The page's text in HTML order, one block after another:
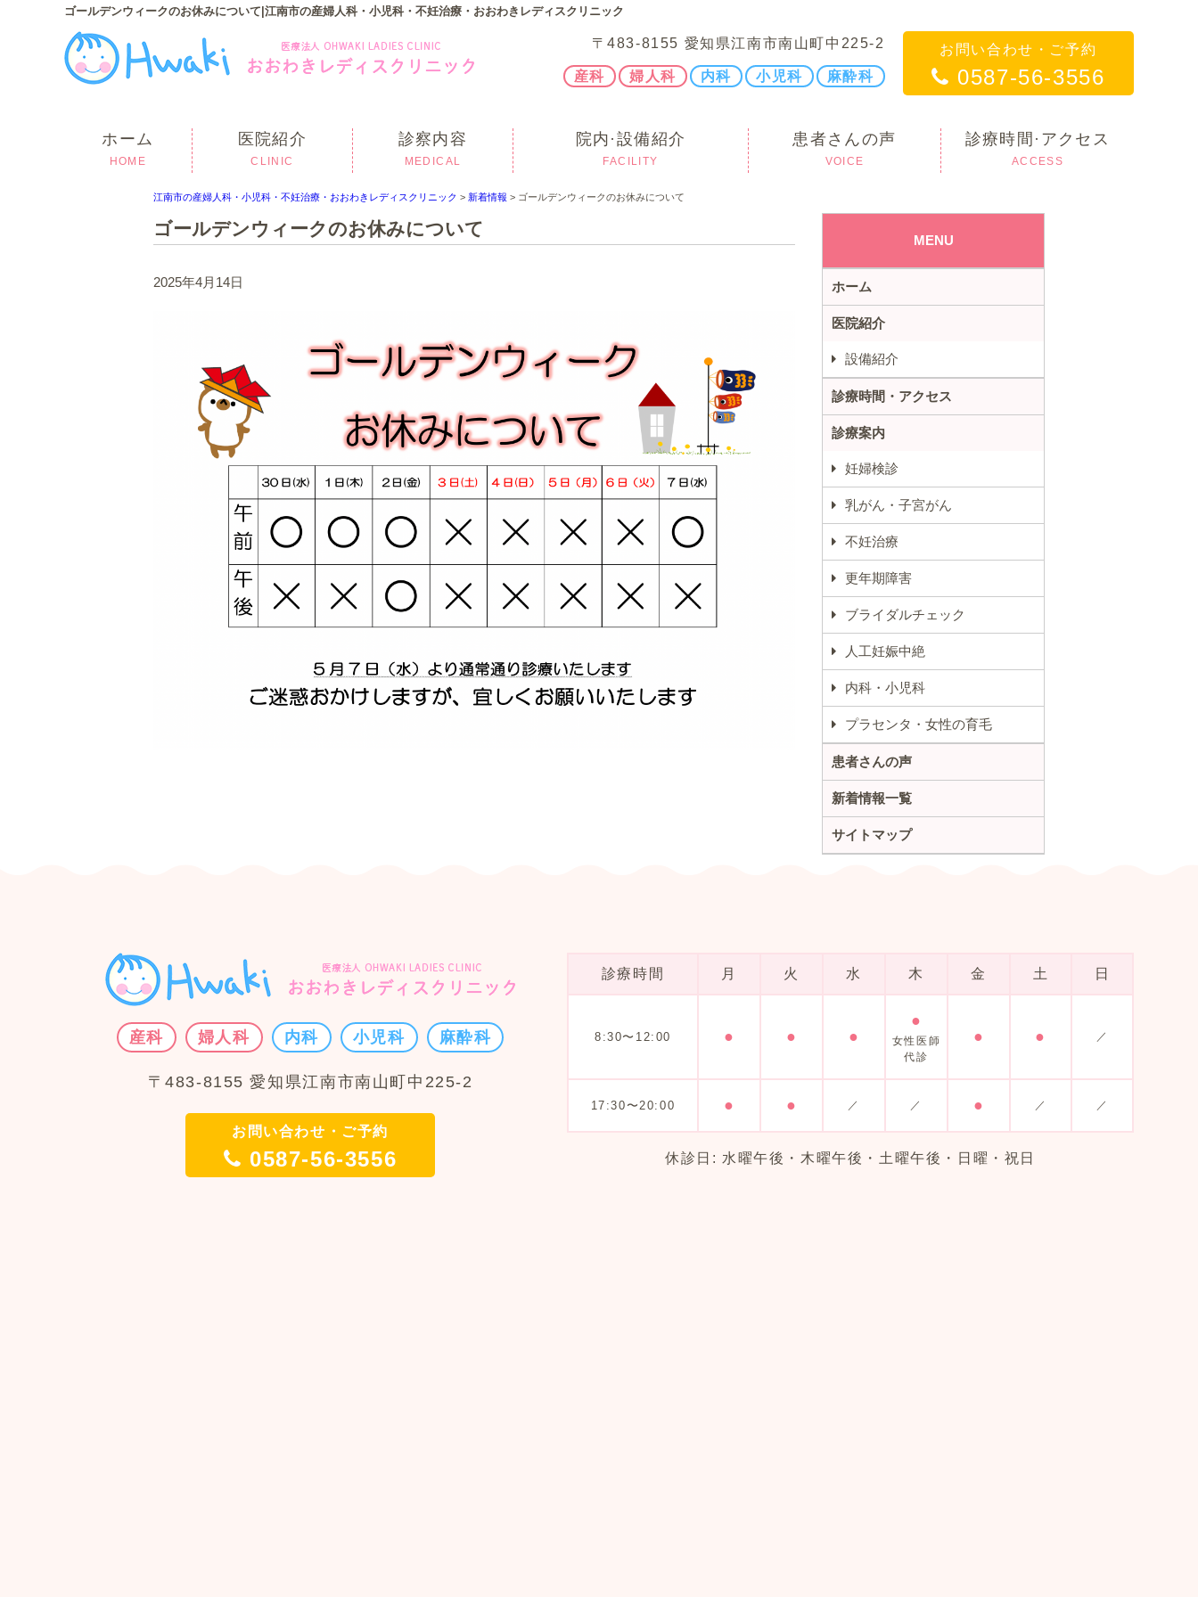
ゴールデンウィークのお休みについて|江南市の産婦人科・小児科・不妊治療・おおわきレディスクリニック
〒483-8155 愛知県江南市南山町中225-2
産科 婦人科 内科 小児科 麻酔科
お問い合わせ・ご予約
0587-56-3556
ホーム
HOME
医院紹介
CLINIC
診察内容
MEDICAL
院内·設備紹介
FACILITY
患者さんの声
VOICE
診療時間·アクセス
ACCESS
江南市の産婦人科・小児科・不妊治療・おおわきレディスクリニック > 新着情報 > ゴールデンウィークのお休みについて
ゴールデンウィークのお休みについて
2025年4月14日
MENU
ホーム
医院紹介
設備紹介
診療時間・アクセス
診療案内
妊婦検診
乳がん・子宮がん
不妊治療
更年期障害
ブライダルチェック
人工妊娠中絶
内科・小児科
プラセンタ・女性の育毛
患者さんの声
新着情報一覧
サイトマップ
産科 婦人科 内科 小児科 麻酔科
〒483-8155 愛知県江南市南山町中225-2
お問い合わせ・ご予約
0587-56-3556
診療時間 月 火 水 木 金 土 日
8:30〜12:00 ● ● ●
●
女性医師
代診
● ● ／
17:30〜20:00 ● ● ／ ／ ● ／ ／
休診日: 水曜午後・木曜午後・土曜午後・日曜・祝日